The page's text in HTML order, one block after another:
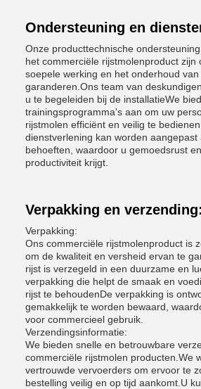
Ondersteuning en
Onze producttechnische
het commerciële rijstmolenproduct zijn
soepele werking en het onderhoud
garanderen.Ons team van
u te begeleiden bij de installatieWe
trainingsprogramma's aan om uw
rijstmolen efficiënt en veilig te
dienstverlening kan worden aangepast
behoeften, waardoor u gemoedsrust
productiviteit krijgt.
Verpakking en verzending:
Verpakking:
Ons commerciële rijstmolenproduct is
om de kwaliteit en versheid ervan te
rijst is verzegeld in een duurzame en
verpakking die helpt de smaak en
rijst te behoudenDe verpakking is
gemakkelijk te worden bewaard,
voor commercieel gebruik.
Verzendingsinformatie:
We bieden snelle en betrouwbare
commerciële rijstmolen producten.We
vertrouwde vervoerders om ervoor te
bestelling veilig en op tijd aankomt.U